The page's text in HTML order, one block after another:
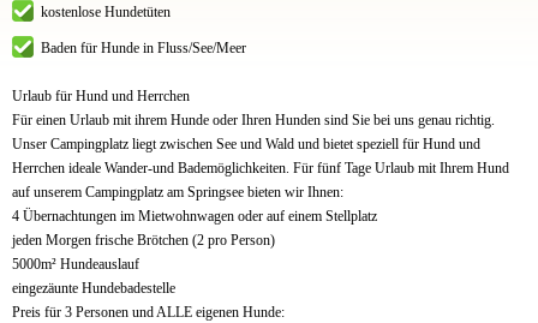
kostenlose Hundetüten
Baden für Hunde in Fluss/See/Meer
Urlaub für Hund und Herrchen
Für einen Urlaub mit ihrem Hunde oder Ihren Hunden sind Sie bei uns genau richtig.
Unser Campingplatz liegt zwischen See und Wald und bietet speziell für Hund und
Herrchen ideale Wander-und Bademöglichkeiten. Für fünf Tage Urlaub mit Ihrem Hund
auf unserem Campingplatz am Springsee bieten wir Ihnen:
4 Übernachtungen im Mietwohnwagen oder auf einem Stellplatz
jeden Morgen frische Brötchen (2 pro Person)
5000m² Hundeauslauf
eingezäunte Hundebadestelle
Preis für 3 Personen und ALLE eigenen Hunde: